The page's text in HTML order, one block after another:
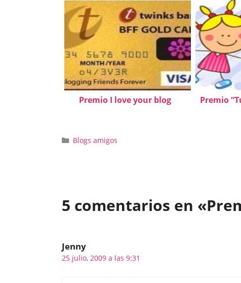
Premio I love your blog Premio
Categorías
Blogs amigos
5 comentarios en
Jenny
25 julio, 2009 a las 9:31